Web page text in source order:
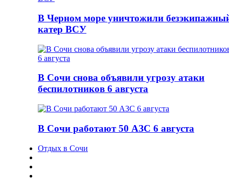
В Черном море уничтожили
катер ВСУ
В Сочи снова объявили угрозу атаки
беспилотников 6 августа
В Сочи работают 50 АЗС 6 августа
Отдых в Сочи